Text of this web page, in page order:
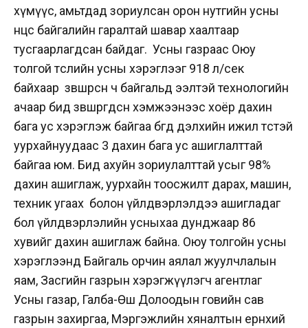
хүмүүс, амьтдад зориулсан орон нутгийн усны
нөөцөөс байгалийн гаралтай шавар хаалтаар
тусгаарлагдсан байдаг. Усны газраас Оюу
толгой төслийн усны хэрэглээг 918 л/сек
байхаар зөвшөөрсөн ч байгальд ээлтэй технологийн
ачаар бид зөвшөөрөгдсөн хэмжээнээс хоёр дахин
бага ус хэрэглэж байгаа бөгөөд дэлхийн ижил төстэй
уурхайнуудаас 3 дахин бага ус ашиглалттай
байгаа юм. Бид ахуйн зориулалттай усыг 98%
дахин ашиглаж, уурхайн тоосжилт дарах, машин,
техник угаах болон үйлдвэрлэлдээ ашигладаг
бол үйлдвэрлэлийн усныхаа дунджаар 86
хувийг дахин ашиглаж байна. Оюу толгойн усны
хэрэглээнд Байгаль орчин аялал жуулчлалын
яам, Засгийн газрын хэрэгжүүлэгч агентлаг
Усны газар, Галба-Өөш Долоодын говийн сав
газрын захиргаа, Мэргэжлийн хяналтын ерөнхий